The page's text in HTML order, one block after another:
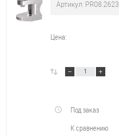
Артикул: PR08.2623
Цена:
К сравнению
Под заказ